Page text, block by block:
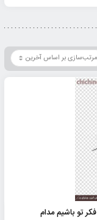
تو باشیم مدام